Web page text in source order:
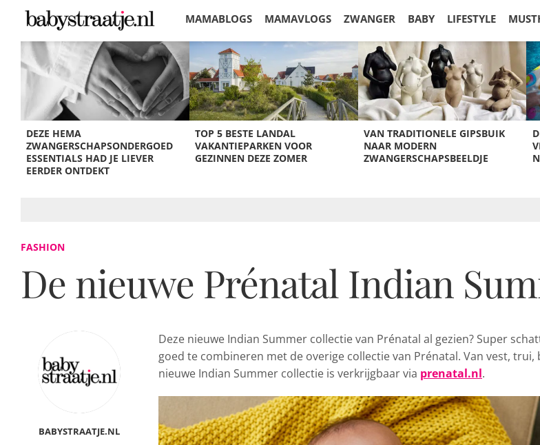
MAMABLOGS MAMAVLOGS ZWANGER BABY LIFESTYLE
KORTINGEN
DEZE HEMA
ZWANGERSCHAPSONDERGOED
ESSENTIALS HAD JE LIEVER
EERDER ONTDEKT
TOP 5 BESTE LANDAL
VAKANTIEPARKEN VOOR
GEZINNEN DEZE ZOMER
VAN TRADITIONELE GIPSBUIK
NAAR MODERN
ZWANGERSCHAPSBEELDJE
FASHION
De nieuwe Prénatal Indian
BABYSTRAATJE.NL
Deze nieuwe Indian Summer collectie van Prénatal al gezien? Super
goed te combineren met de overige collectie van Prénatal. Van vest,
nieuwe Indian Summer collectie is verkrijgbaar via prenatal.nl.